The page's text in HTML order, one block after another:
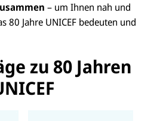
– um Ihnen nah und
80 Jahre UNICEF bedeuten und
zu 80 Jahren